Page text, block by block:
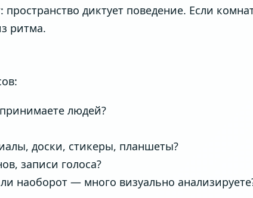
диктует поведение. Если
ритма.
людей?
доски, стикеры, планшеты?
записи голоса?
наоборот — много визуально